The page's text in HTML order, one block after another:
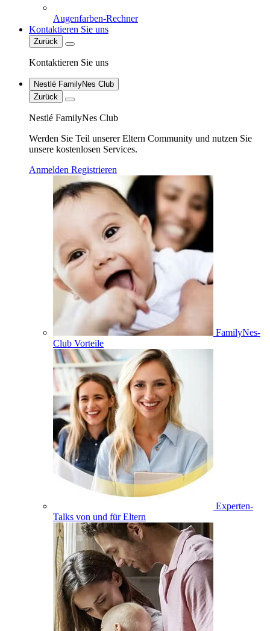
Augenfarben-Rechner
Kontaktieren Sie uns
Zurück
Kontaktieren Sie uns
Nestlé FamilyNes Club
Zurück
Nestlé FamilyNes Club
Werden Sie Teil unserer Eltern Community und nutzen Sie
unsere kostenlosen Services.
Anmelden Registrieren
FamilyNes-
Club Vorteile
Experten-
Talks von und für Eltern